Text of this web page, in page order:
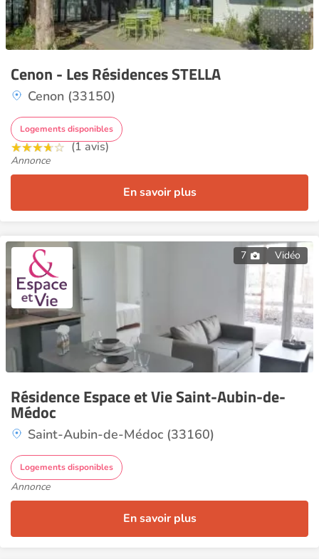
Cenon - Les Résidences STELLA
Cenon (33150)
Logements disponibles
(1 avis)
Annonce
En savoir plus
7 Vidéo
Résidence Espace et Vie Saint-Aubin-de-
Médoc
Saint-Aubin-de-Médoc (33160)
Logements disponibles
Annonce
En savoir plus